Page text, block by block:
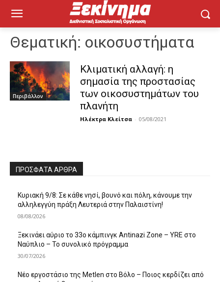
Θεματική: οικοσυστήματα
Περιβάλλον
Κλιματική αλλαγή: η
σημασία της προστασίας
των οικοσυστημάτων του
πλανήτη
Ηλέκτρα Κλείτσα - 05/08/2021
ΠΡΌΣΦΑΤΑ ΆΡΘΡΑ
Κυριακή 9/8: Σε κάθε νησί, βουνό και πόλη, κάνουμε την
αλληλεγγύη πράξη Λευτεριά στην Παλαιστίνη!
08/08/2026
Ξεκινάει αύριο το 33ο κάμπινγκ Antinazi Zone – YRE στο
Ναύπλιο – Το συνολικό πρόγραμμα
30/07/2026
Νέο εργοστάσιο της Metlen στο Βόλο – Ποιος κερδίζει από